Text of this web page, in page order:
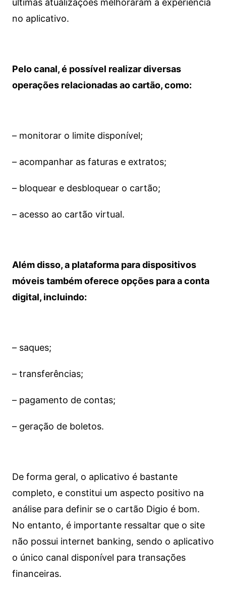
últimas atualizações melhoraram a experiência
no aplicativo.
Pelo canal, é possível realizar diversas
operações relacionadas ao cartão, como:
– monitorar o limite disponível;
– acompanhar as faturas e extratos;
– bloquear e desbloquear o cartão;
– acesso ao cartão virtual.
Além disso, a plataforma para dispositivos
móveis também oferece opções para a conta
digital, incluindo:
– saques;
– transferências;
– pagamento de contas;
– geração de boletos.
De forma geral, o aplicativo é bastante
completo, e constitui um aspecto positivo na
análise para definir se o cartão Digio é bom.
No entanto, é importante ressaltar que o site
não possui internet banking, sendo o aplicativo
o único canal disponível para transações
financeiras.